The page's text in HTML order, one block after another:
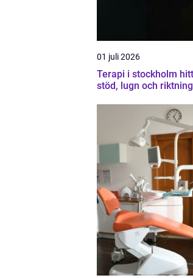
01 juli 2026
Terapi i stockholm hitta
stöd, lugn och riktning